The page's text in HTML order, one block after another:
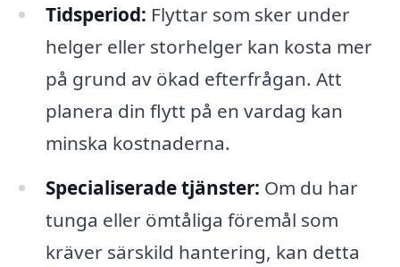
Tidsperiod: Flyttar som sker under
helger eller storhelger kan kosta mer
på grund av ökad efterfrågan. Att
planera din flytt på en vardag kan
minska kostnaderna.
Specialiserade tjänster: Om du har
tunga eller ömtåliga föremål som
kräver särskild hantering, kan detta